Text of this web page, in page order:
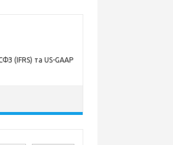
(IFRS) та US-GAAP